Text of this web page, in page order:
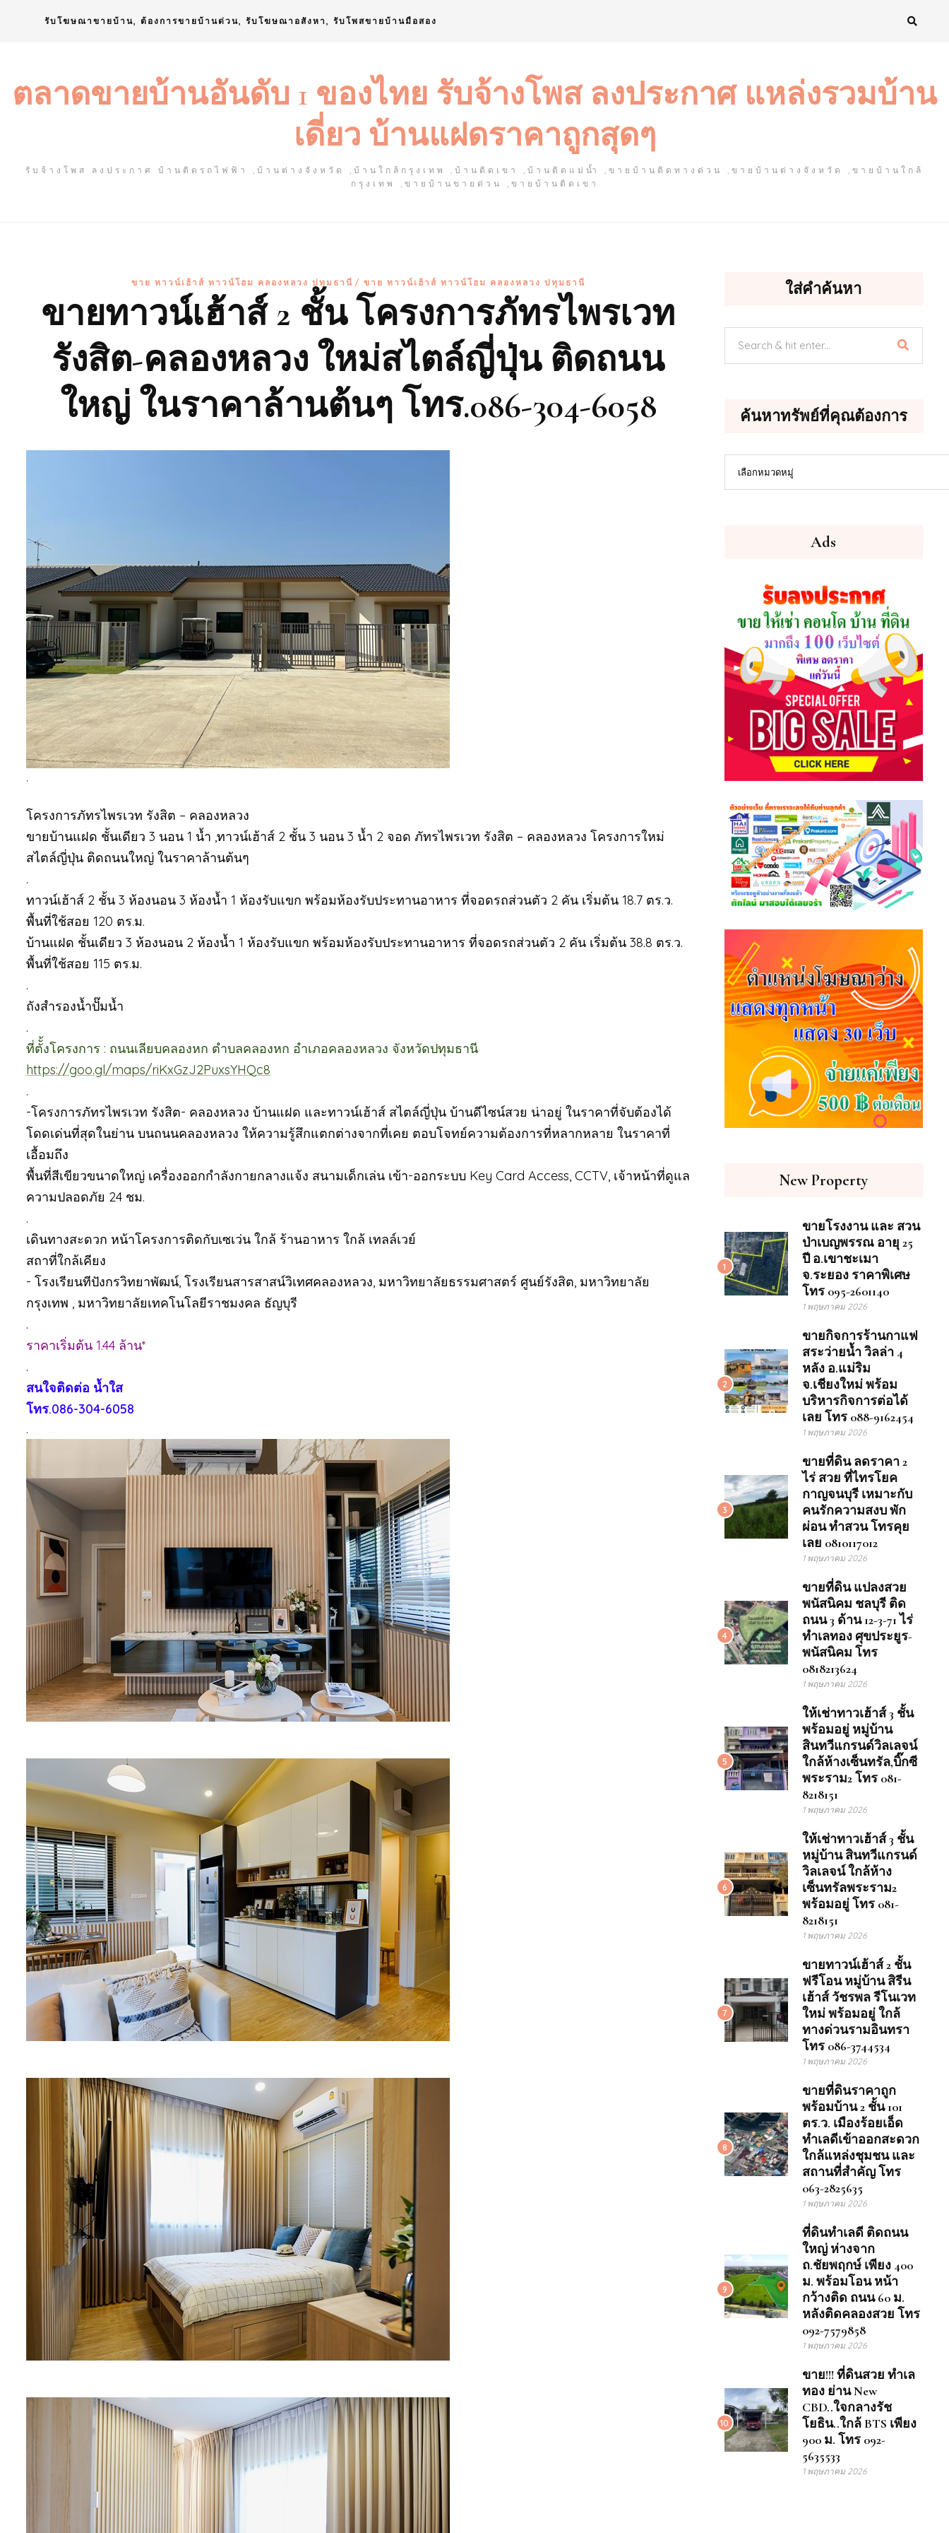
รับโฆษณาขายบ้าน, ต้องการขายบ้านด่วน, รับโฆษณาอสังหา, รับโพสขายบ้านมือสอง
ตลาดขายบ้านอันดับ 1 ของไทย รับจ้างโพส ลงประกาศ แหล่งรวมบ้าน
เดี่ยว บ้านแฝดราคาถูกสุดๆ
รับจ้างโพส ลงประกาศ บ้านติดรถไฟฟ้า ,บ้านต่างจังหวัด ,บ้านใกล้กรุงเทพ ,บ้านติดเขา ,บ้านติดแม่น้ำ ,ขายบ้านติดทางด่วน ,ขายบ้านต่างจังหวัด ,ขายบ้านใกล้
กรุงเทพ ,ขายบ้านขายด่วน ,ขายบ้านติดเขา
ขาย ทาวน์เฮ้าส์ ทาวน์โฮม คลองหลวง ปทุมธานี ขาย ทาวน์เฮ้าส์ ทาวน์โฮม คลองหลวง ปทุมธานี
ขายทาวน์เฮ้าส์ 2 ชั้น โครงการภัทรไพรเวท
รังสิต-คลองหลวง ใหม่สไตล์ญี่ปุ่น ติดถนน
ใหญ่ ในราคาล้านต้นๆ โทร.086-304-6058
.
โครงการภัทรไพรเวท รังสิต – คลองหลวง
ขายบ้านแฝด ชั้นเดียว 3 นอน 1 น้ำ ,ทาวน์เฮ้าส์ 2 ชั้น 3 นอน 3 น้ำ 2 จอด ภัทรไพรเวท รังสิต – คลองหลวง โครงการใหม่
สไตล์ญี่ปุ่น ติดถนนใหญ่ ในราคาล้านต้นๆ
.
ทาวน์เฮ้าส์ 2 ชั้น 3 ห้องนอน 3 ห้องน้ำ 1 ห้องรับแขก พร้อมห้องรับประทานอาหาร ที่จอดรถส่วนตัว 2 คัน เริ่มต้น 18.7 ตร.ว.
พื้นที่ใช้สอย 120 ตร.ม.
บ้านแฝด ชั้นเดียว 3 ห้องนอน 2 ห้องน้ำ 1 ห้องรับแขก พร้อมห้องรับประทานอาหาร ที่จอดรถส่วนตัว 2 คัน เริ่มต้น 38.8 ตร.ว.
พื้นที่ใช้สอย 115 ตร.ม.
.
ถังสำรองน้ำปั๊มน้ำ
.
ที่ตัั้งโครงการ : ถนนเลียบคลองหก ตำบลคลองหก อำเภอคลองหลวง จังหวัดปทุมธานี
https://goo.gl/maps/riKxGzJ2PuxsYHQc8
.
-โครงการภัทรไพรเวท รังสิต- คลองหลวง บ้านแฝด และทาวน์เฮ้าส์ สไตล์ญี่ปุ่น บ้านดีไซน์สวย น่าอยู่ ในราคาที่จับต้องได้
โดดเด่นที่สุดในย่าน บนถนนคลองหลวง ให้ความรู้สึกแตกต่างจากที่เคย ตอบโจทย์ความต้องการที่หลากหลาย ในราคาที่
เอื้อมถึง
พื้นที่สีเขียวขนาดใหญ่ เครื่องออกกำลังกายกลางแจ้ง สนามเด็กเล่น เข้า-ออกระบบ Key Card Access, CCTV, เจ้าหน้าที่ดูแล
ความปลอดภัย 24 ชม.
.
เดินทางสะดวก หน้าโครงการติดกับเซเว่น ใกล้ ร้านอาหาร ใกล้ เทลล์เวย์
สถาที่ใกล้เคียง
-️ โรงเรียนทีปังกรวิทยาพัฒน์, โรงเรียนสารสาสน์วิเทศคลองหลวง, มหาวิทยาลัยธรรมศาสตร์ ศูนย์รังสิต, มหาวิทยาลัย
กรุงเทพ , มหาวิทยาลัยเทคโนโลยีราชมงคล ธัญบุรี
.
️ราคาเริ่มต้น 1.44 ล้าน*
.
สนใจติดต่อ น้ำใส
โทร.086-304-6058
.
ใส่คำค้นหา
ค้นหาทรัพย์ที่คุณต้องการ
เลือกหมวดหมู่
Ads
New Property
1
ขายโรงงาน และ สวน
ป่าเบญพรรณ อายุ 25
ปี อ.เขาชะเมา
จ.ระยอง ราคาพิเศษ
โทร 095-2601140
1 พฤษภาคม 2026
2
ขายกิจการร้านกาแฟ
สระว่ายน้ำ วิลล่า 4
หลัง อ.แม่ริม
จ.เชียงใหม่ พร้อม
บริหารกิจการต่อได้
เลย โทร 088-9162454
1 พฤษภาคม 2026
3
ขายที่ดิน ลดราคา 2
ไร่ สวย ที่ไทรโยค
กาญจนบุรี เหมาะกับ
คนรักความสงบ พัก
ผ่อน ทำสวน โทรคุย
เลย 0810117012
1 พฤษภาคม 2026
4
ขายที่ดิน แปลงสวย
พนัสนิคม ชลบุรี ติด
ถนน 3 ด้าน 12-3-71 ไร่
ทำเลทอง ศุขประยูร-
พนัสนิคม โทร
0818213624
1 พฤษภาคม 2026
5
ให้เช่าทาวเฮ้าส์ 3 ชั้น
พร้อมอยู่ หมู่บ้าน
สินทวีแกรนด์วิลเลจน์
ใกล้ห้างเซ็นทรัล,บิ๊กซี
พระราม2 โทร 081-
8218151
1 พฤษภาคม 2026
6
ให้เช่าทาวเฮ้าส์ 3 ชั้น
หมู่บ้าน สินทวีแกรนด์
วิลเลจน์ ใกล้ห้าง
เซ็นทรัลพระราม2
พร้อมอยู่ โทร 081-
8218151
1 พฤษภาคม 2026
7
ขายทาวน์เฮ้าส์ 2 ชั้น
ฟรีโอน หมู่บ้าน สิรีน
เฮ้าส์ วัชรพล รีโนเวท
ใหม่ พร้อมอยู่ ใกล้
ทางด่วนรามอินทรา
โทร 086-3744534
1 พฤษภาคม 2026
8
ขายที่ดินราคาถูก
พร้อมบ้าน 2 ชั้น 101
ตร.ว. เมืองร้อยเอ็ด
ทำเลดีเข้าออกสะดวก
ใกล้แหล่งชุมชน และ
สถานที่สำคัญ โทร
063-2825635
1 พฤษภาคม 2026
9
ที่ดินทำเลดี ติดถนน
ใหญ่ ห่างจาก
ถ.ชัยพฤกษ์ เพียง 400
ม. พร้อมโอน หน้า
กว้างติด ถนน 60 ม.
หลังติดคลองสวย โทร
092-7579858
1 พฤษภาคม 2026
10
ขาย!!! ที่ดินสวย ทำเล
ทอง ย่าน New
CBD..ใจกลางรัช
โยธิน..ใกล้ BTS เพียง
900 ม. โทร 092-
5635533
1 พฤษภาคม 2026